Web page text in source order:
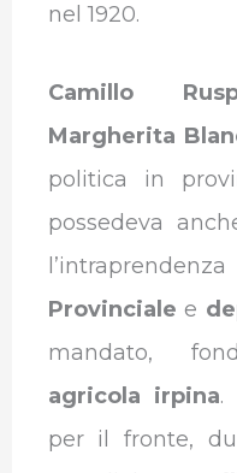
nel 1920.
Camillo
Margherita
politica in
possedeva
Provinciale e
mandato,
agricola irpina.
per il fronte,